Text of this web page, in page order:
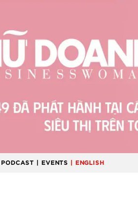
PODCAST | EVENTS | ENGLISH